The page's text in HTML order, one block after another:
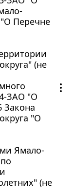
"О Перечне
(не
ЗАО "О
Закона
"О
Ямало-
(не